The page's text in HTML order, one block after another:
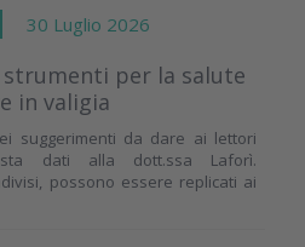
30 Luglio 2026
per la salute
in valigia
suggerimenti da dare ai lettori
dati alla dott.ssa Laforì.
possono essere replicati ai